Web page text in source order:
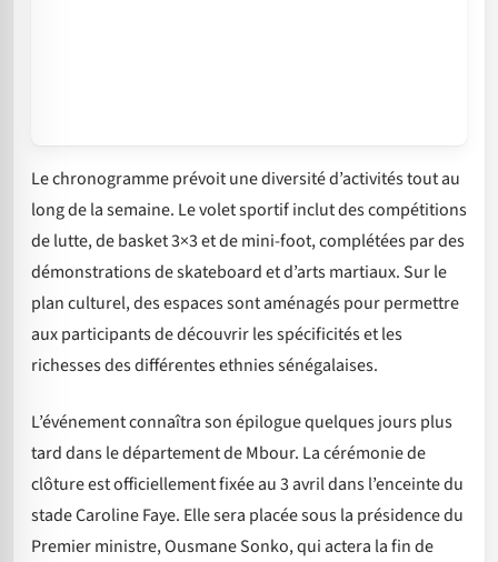
Le chronogramme prévoit une diversité d’activités tout au
long de la semaine. Le volet sportif inclut des compétitions
de lutte, de basket 3×3 et de mini-foot, complétées par des
démonstrations de skateboard et d’arts martiaux. Sur le
plan culturel, des espaces sont aménagés pour permettre
aux participants de découvrir les spécificités et les
richesses des différentes ethnies sénégalaises.
L’événement connaîtra son épilogue quelques jours plus
tard dans le département de Mbour. La cérémonie de
clôture est officiellement fixée au 3 avril dans l’enceinte du
stade Caroline Faye. Elle sera placée sous la présidence du
Premier ministre, Ousmane Sonko, qui actera la fin de